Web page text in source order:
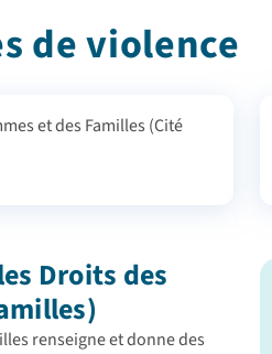
de violence
Droits des
renseigne et donne des